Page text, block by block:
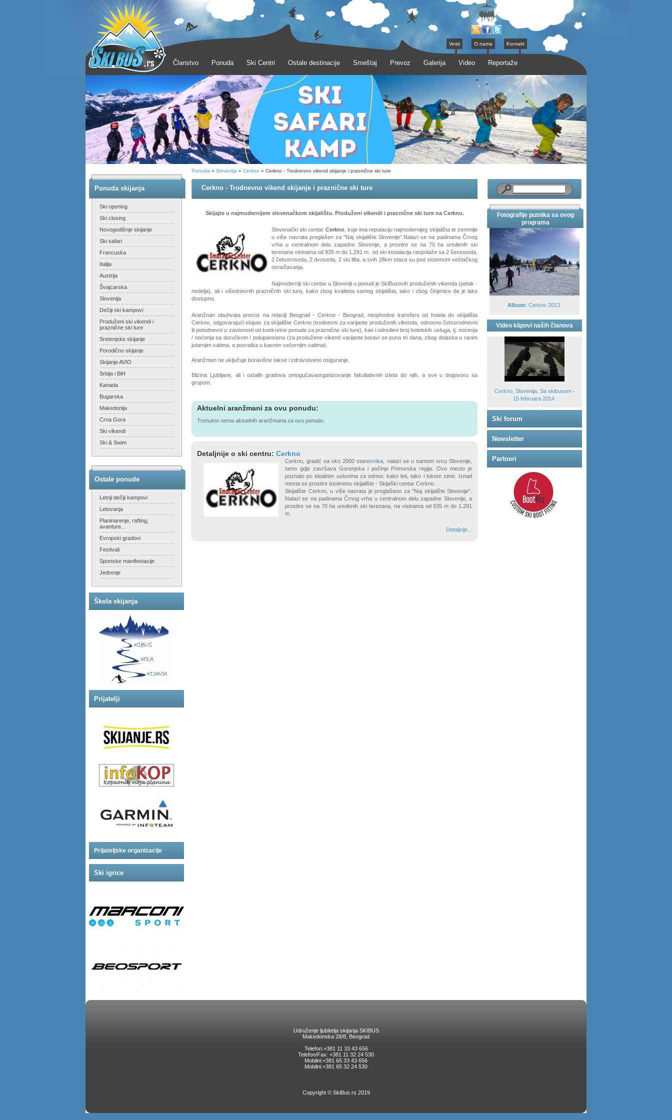
Vesti O nama Kontakt
Članstvo Ponuda Ski Centri Ostale destinacije Smeštaj Prevoz Galerija Video Reportaže
Ponuda skijanja
Ski opening
Ski closing
Novogodišnje skijanje
Ski safari
Francuska
Italija
Austrija
Švajcarska
Slovenija
Dečiji ski kampovi
Produženi ski vikendi i
praznične ski ture
Sretenjsko skijanje
Porodično skijanje
Skijanje AVIO
Srbija i BiH
Kanada
Bugarska
Makedonija
Crna Gora
Ski vikendi
Ski & Swim
Ostale ponude
Letnji dečiji kampovi
Letovanja
Planinarenje, rafting,
avanture...
Evropski gradovi
Festivali
Sportske manifestacije
Jedrenje
Škola skijanja
Prijatelji
Prijateljske organizacije
Ski igrice
Ponuda » Slovenija » Cerkno » Cerkno - Trodnevno vikend skijanje i praznične ski ture
Cerkno - Trodnevno vikend skijanje i praznične ski ture
Skijajte u najmodernijem slovenačkom skijalištu. Produženi vikendi i praznične ski ture na Cerknu.
Slovenački ski centar Cerkno, koje ima reputaciju najmodernijeg skijališta te zemmlje
u više navrata proglašen za "Naj skijalište Slovenije".Nalazi se na padinama Črnog
vrha u centralnom delu zapadne Slovenije, a prostire se na 70 ha uređenih ski
terenana visinama od 935 m do 1.291 m. od ski instalacija raspolaže sa 2 šestoseda,
2 četvoroseda, 2 dvoseda, 2 ski lifta. a svih 18km staza su pod sistemom veštačkog
osnežavanja.
Najmoderniji ski centar u Sloveniji u ponudi je SkiBusovih produženih vikenda (petak -
nedelja), ali i višednevnih prazničnih ski tura, kako zbog kvaliteta samog skijališta, tako i zbog činjenice da je lako
dostupno.
Aranžnan obuhvata prevoz na relaciji Beograd - Cerkno - Beograd, neophodne transfere od hotela do skijališta
Cerkno, odgovarajući skipas za skijalište Cerkno (trodnevni za varijante produženih vikenda, odnosno četvorodnevni
ili petodnevni u zavisnosti od konkretne ponude za praznične ski ture), kao i određeni broj hotelskih usluga, tj. noćenja
/ noćenja sa doručkom / polupansiona (za produžene vikend varijante boravi se puna tri dana, zbog dolaska u ranim
jutarnjim satima, a povratka u kasnim večernjim satima).
Aranžman ne uključuje boravišne takse i zdravstveno osiguranje.
Blizina Ljubljane, ali i ostalih gradova omogućavaorganizovanje fakultativnih izleta do njih, a sve u dogovoru sa
grupom.
Aktuelni aranžmani za ovu ponudu:
Trenutno nema aktuelnih aranžmana za ovu ponudu.
Detaljnije o ski centru: Cerkno
Cerkno, gradić sa oko 2000 stanovnika, nalazi se u samom srcu Slovenije,
tamo gdje završava Gorenjska i počinje Primorska regija. Ovo mesto je
poznato po idealnim uslovima za odmor, kako leti, tako i tokom zime. Iznad
mesta se prostire istoimeno skijalište - Skijaški centar Cerkno.
Skijalište Cerkno, u više navrata je proglašeno za "Naj skijalište Slovenije".
Nalazi se na padinama Črnog vrha u centralnom delu zapadne Slovenije, a
prostire se na 70 ha uređenih ski terenana, na visinama od 935 m do 1.291
m.
Detaljnije...
Fotografije putnika sa ovog
programa
Album: Cerkno 2013.
Video klipovi naših članova
Cerkno, Slovenija, Sa skibusom -
15 februara 2014.
Ski forum
Newsletter
Partneri
Udruženje ljubitelja skijanja SKIBUS
Makedonska 28/8, Beograd
Telefon:+381 11 33 43 656
Telefon/Fax: +381 11 32 24 530
Mobilni:+381 65 33 43 656
Mobilni:+381 65 32 24 530
Copyright © SkiBus.rs 2019